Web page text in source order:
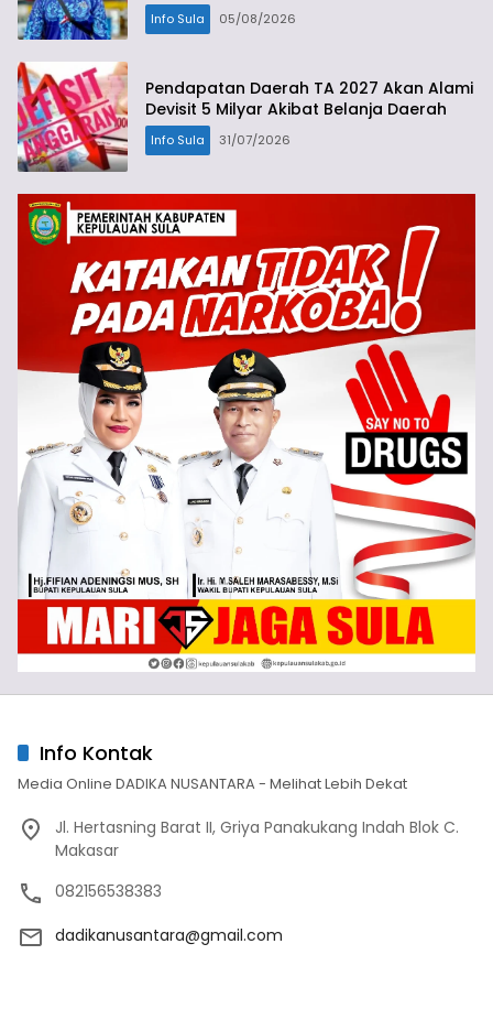
Info Sula 05/08/2026
Pendapatan Daerah TA 2027 Akan Alami
Devisit 5 Milyar Akibat Belanja Daerah
Info Sula 31/07/2026
Info Kontak
Media Online DADIKA NUSANTARA - Melihat Lebih Dekat
Jl. Hertasning Barat II, Griya Panakukang Indah Blok C.
Makasar
082156538383
dadikanusantara@gmail.com